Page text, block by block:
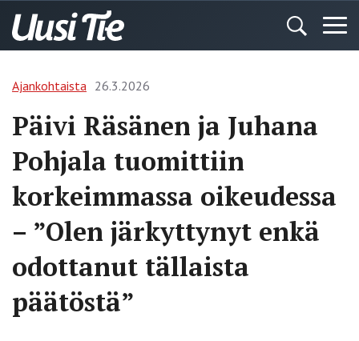
Ajankohtaista 26.3.2026
Päivi Räsänen ja Juhana
Pohjala tuomittiin
korkeimmassa oikeudessa
– ”Olen järkyttynyt enkä
odottanut tällaista
päätöstä”